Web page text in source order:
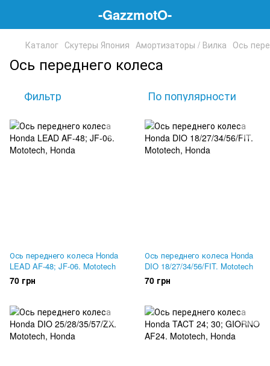
-GazzmotO-
Каталог Скутеры Япония Амортизаторы / Вилка Ось
Ось переднего колеса
Фильтр По популярности
Ось переднего колеса Honda
LEAD AF-48; JF-06. Mototech
70 грн
Ось переднего колеса Honda
DIO 18/27/34/56/FIT. Mototech
70 грн